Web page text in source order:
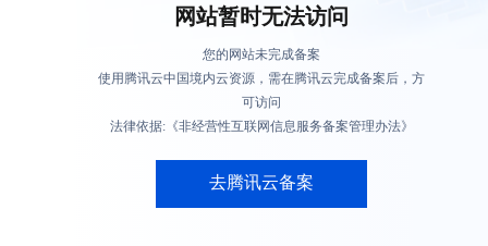
网站暂时无法访问
您的网站未完成备案
使用腾讯云中国境内云资源，需在腾讯云完成备案后，方
可访问
法律依据:《非经营性互联网信息服务备案管理办法》
去腾讯云备案